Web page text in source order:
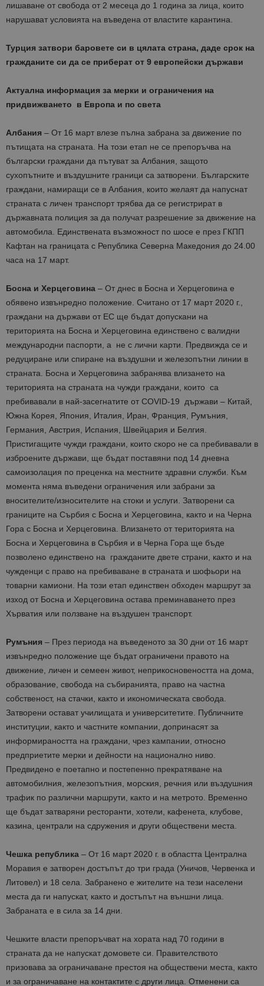
лишаване от свобода от 2 месеца до 1 година за лица, които
нарушават условията на въведена от властите карантина.
Турция затвори баровете си в цялата страна, даде срок на
гражданите си да се приберат от 9 европейски държави
Актуална информация за мерки и ограничения на
придвижването в Европа и по света
Албания – От 16 март влезе пълна забрана за движение по
пътищата на страната. На този етап не се препоръчва на
български граждани да пътуват за Албания, защото
сухопътните и въздушните граници са затворени. Българските
граждани, намиращи се в Албания, които желаят да напуснат
страната с личен транспорт трябва да се регистрират в
държавната полиция за да получат разрешение за движение на
автомобила. Единствената възможност по шосе е през ГКПП
Кафтан на границата с Република Северна Македония до 24.00
часа на 17 март.
Босна и Херцеговина – От днес в Босна и Херцеговина е
обявено извънредно положение. Считано от 17 март 2020 г.,
граждани на държави от ЕС ще бъдат допускани на
територията на Босна и Херцеговина единствено с валидни
международни паспорти, а не с лични карти. Предвижда се и
редуциране или спиране на въздушни и железопътни линии в
страната. Босна и Херцеговина забранява влизането на
територията на страната на чужди граждани, които са
пребивавали в най-засегнатите от COVID-19 държави – Китай,
Южна Корея, Япония, Италия, Иран, Франция, Румъния,
Германия, Австрия, Испания, Швейцария и Белгия.
Пристигащите чужди граждани, които скоро не са пребивавали в
изброените държави, ще бъдат поставяни под 14 дневна
самоизолация по преценка на местните здравни служби. Към
момента няма въведени ограничения или забрани за
вносителите/износителите на стоки и услуги. Затворени са
границите на Сърбия с Босна и Херцеговина, както и на Черна
Гора с Босна и Херцеговина. Влизането от територията на
Босна и Херцеговина в Сърбия и в Черна Гора ще бъде
позволено единствено на гражданите двете страни, както и на
чужденци с право на пребиваване в страната и шофьори на
товарни камиони. На този етап единствен обходен маршрут за
изход от Босна и Херцеговина остава преминаването през
Хърватия или ползване на въздушен транспорт.
Румъния – През периода на въведеното за 30 дни от 16 март
извънредно положение ще бъдат ограничени правото на
движение, личен и семеен живот, неприкосновеността на дома,
образование, свобода на събиранията, право на частна
собственост, на стачки, както и икономическата свобода.
Затворени остават училищата и университетите. Публичните
институции, както и частните компании, допринасят за
информираността на граждани, чрез кампании, относно
предприетите мерки и дейности на национално ниво.
Предвидено е поетапно и постепенно прекратяване на
автомобилния, железопътния, морския, речния или въздушния
трафик по различни маршрути, както и на метрото. Временно
ще бъдат затваряни ресторанти, хотели, кафенета, клубове,
казина, централи на сдружения и други обществени места.
Чешка република – От 16 март 2020 г. в областта Централна
Моравия е затворен достъпът до три града (Уничов, Червенка и
Литовел) и 18 села. Забранено е жителите на тези населени
места да ги напускат, както и достъпът на външни лица.
Забраната е в сила за 14 дни.
Чешките власти препоръчват на хората над 70 години в
страната да не напускат домовете си. Правителството
призовава за ограничаване престоя на обществени места, както
и за ограничаване на контактите с други лица. Отменени са